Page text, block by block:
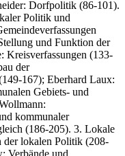
Dorfpolitik (86-101).
Politik und
und Funktion der
Kreisverfassungen (133-
der
167); Eberhard Laux:
Gebiets- und
kommunaler
(186-205). 3. Lokale
der lokalen Politik (208-
Verbände und